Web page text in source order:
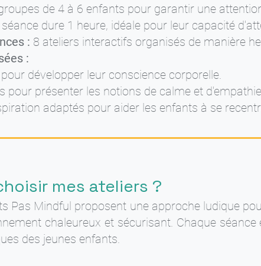
de 4 à 6 enfants pour garantir une
dure 1 heure, idéale pour leur capacité
: 8 ateliers interactifs organisés de manière
:
développer leur conscience corporelle.
pour présenter les notions de calme et
adaptés pour aider les enfants à se
mes ateliers ?
Pas Mindful proposent une approche ludique
chaleureux et sécurisant. Chaque
des jeunes enfants.